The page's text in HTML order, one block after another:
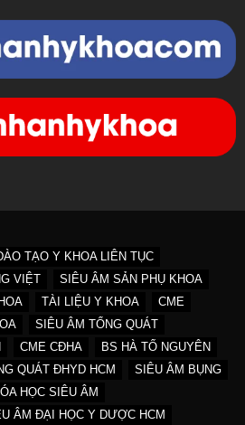
TẠO Y KHOA LIÊN TỤC
VIỆT
SIÊU ÂM SẢN PHỤ KHOA
TÀI LIỆU Y KHOA
CME
SIÊU ÂM TỔNG QUÁT
CME CĐHA
BS HÀ TỐ NGUYÊN
QUÁT ĐHYD HCM
SIÊU ÂM BỤNG
HỌC SIÊU ÂM
ÂM ĐẠI HỌC Y DƯỢC HCM